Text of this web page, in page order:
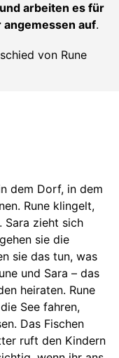
arbeiten es für
angemessen auf.
dem Dorf, in dem
Rune klingelt,
Sara zieht sich
sie die
sie das tun, was
und Sara – das
heiraten. Rune
See fahren,
Das Fischen
ruft den Kindern